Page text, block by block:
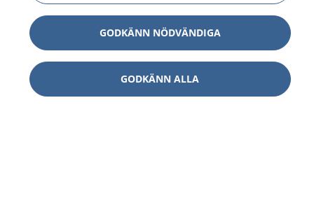
GODKÄNN NÖDVÄNDIGA
GODKÄNN ALLA